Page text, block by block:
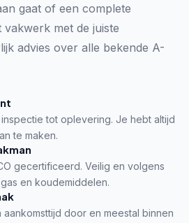
gaat of een complete
met de juiste
advies over alle bekende A-
tot oplevering. Je hebt altijd
te maken.
gecertificeerd. Veilig en volgens
en koudemiddelen.
door en meestal binnen